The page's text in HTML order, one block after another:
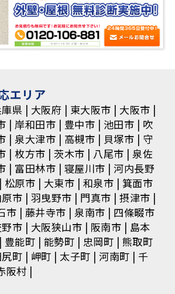
エリア
県 大阪府 東大阪市
大阪市
岸和田市 豊中市 池田市
吹
泉大津市 高槻市 貝塚市
守
枚方市 茨木市 八尾市
泉佐
富田林市 寝屋川市
河内長野
松原市 大東市 和泉市 箕面市
市
羽曳野市 門真市
摂津市
市
藤井寺市 泉南市
四條畷市
市
大阪狭山市 阪南市
島本
豊能町 能勢町 忠岡町 熊取町
町
岬町 太子町 河南町
千
阪村